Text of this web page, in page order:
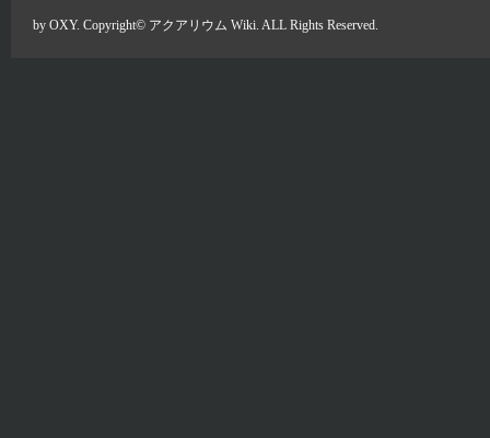
by OXY. Copyright© アクアリウム Wiki . ALL Rights Reserved.